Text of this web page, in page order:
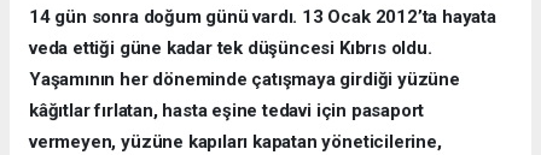
14 gün sonra doğum günü vardı. 13 Ocak 2012’ta hayata
veda ettiği güne kadar tek düşüncesi Kıbrıs oldu.
Yaşamının her döneminde çatışmaya girdiği yüzüne
kâğıtlar fırlatan, hasta eşine tedavi için pasaport
vermeyen, yüzüne kapıları kapatan yöneticilerine,